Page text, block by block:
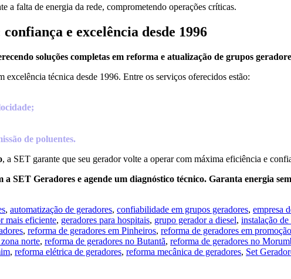
a falta de energia da rede, comprometendo operações críticas.
e excelência desde 1996
soluções completas em reforma e atualização de grupos
técnica desde 1996. Entre os serviços oferecidos estão:
de poluentes.
, a SET garante que seu gerador volte a operar com máxima eficiência e
a SET Geradores e agende um diagnóstico técnico. Garanta energia
, automatização de geradores, confiabilidade em grupos geradores, empresa
mais eficiente, geradores para hospitais, grupo gerador a diesel, instalação
, reforma de geradores em Pinheiros, reforma de geradores em promoção
norte, reforma de geradores no Butantã, reforma de geradores no
, reforma elétrica de geradores, reforma mecânica de geradores, Set